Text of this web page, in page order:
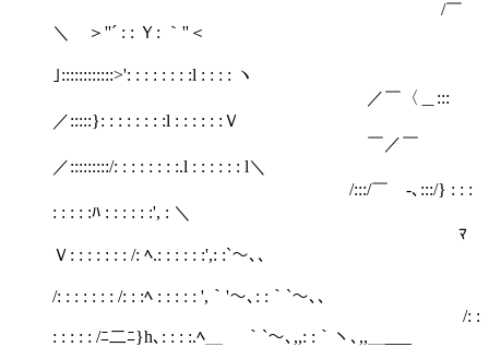
/￣
＼ ＞''´ : : Ｙ: ｀''＜
｣::::::::::::>': : : : : : : :l : : : : ヽ
／￣〈＿:::
／:::::}: : : : : : : :l : : : : : :Ｖ
￣／￣
／:::::::::/: : : : : : : :.l : : : : : : l＼
/:::/￣ゝ‐､:::/} : : :
: : : : :ﾊ : : : : : :', : ＼
￣ ﾏ
Ｖ: : : : : : : /: ﾍ.: : : : : :',: :`～､、
/: : : : : : : /: : :ﾍ : : : : : ',｀'～､: :｀`～､、
/: :
: : : : : /ﾆ二ﾆ}h､: : : :.ﾍ＿ ｀`～､,,: :｀ヽ､,,＿___